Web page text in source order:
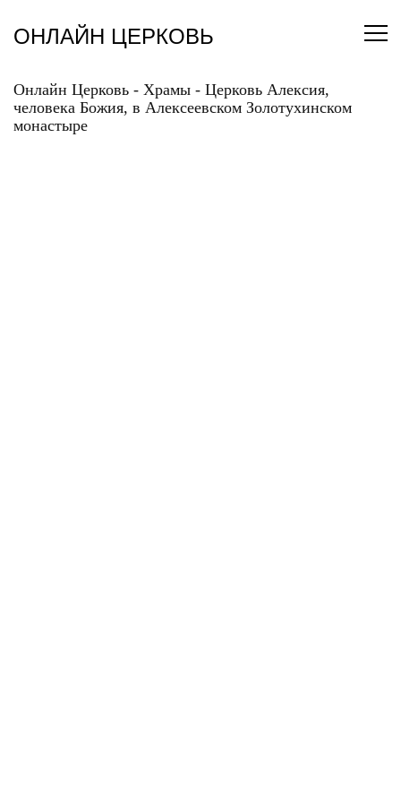
содержанию
ОНЛАЙН ЦЕРКОВЬ
Онлайн Церковь - Храмы - Церковь Алексия,
человека Божия, в Алексеевском Золотухинском
монастыре